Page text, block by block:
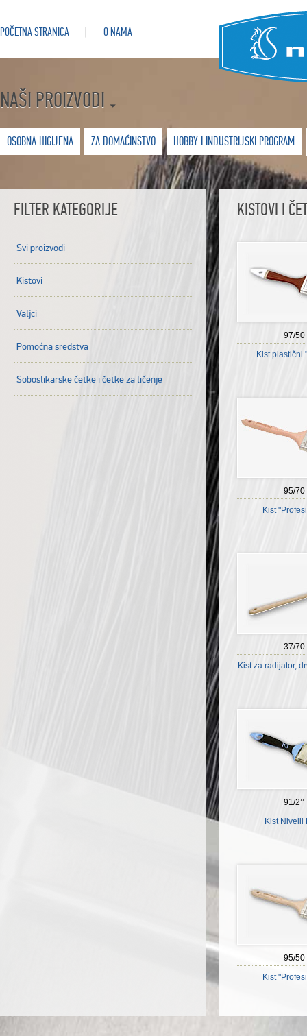
POČETNA STRANICA O NAMA
NAŠI PROIZVODI
OSOBNA HIGIJENA ZA DOMAĆINSTVO HOBBY I INDUSTRIJSKI PROGRAM
FILTER KATEGORIJE
Svi proizvodi
Kistovi
Valjci
Pomoćna sredstva
Soboslikarske četke i četke za ličenje
KISTOVI I
97/50
Kist plastični
95/70
Kist
37/70
Kist za radijator,
91/2’’
Kist Nivelli
95/50
Kist